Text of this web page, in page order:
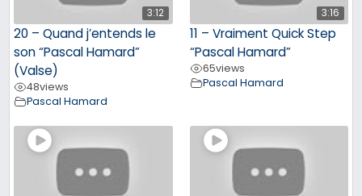
3:12
20 – Quand j’entends le
son “Pascal Hamard”
(Valse)
48views
Pascal Hamard
3:16
11 – Vraiment Quick Step
“Pascal Hamard”
65views
Pascal Hamard